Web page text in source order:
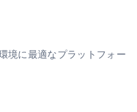
境に最適なプラットフォー